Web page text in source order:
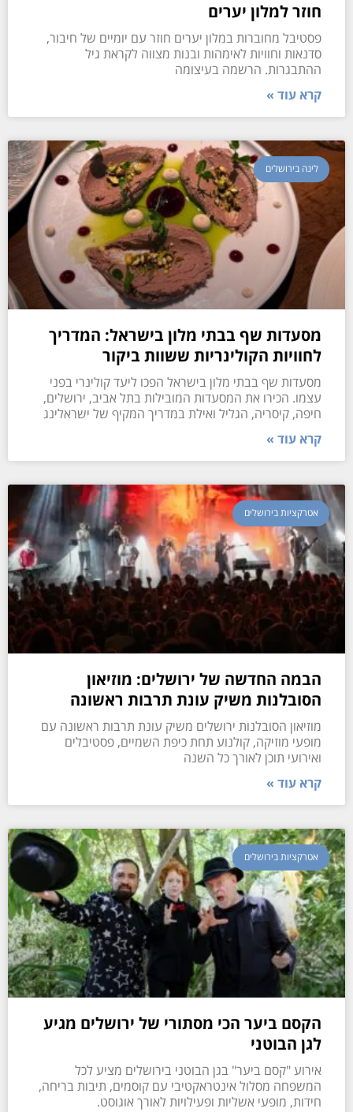
חוזר למלון יערים
פסטיבל מחוברות במלון יערים חוזר עם יומיים של חיבור,
סדנאות וחוויות לאימהות ובנות מצווה לקראת גיל
ההתבגרות. הרשמה בעיצומה
קרא עוד »
לינה בירושלים
מסעדות שף בבתי מלון בישראל: המדריך
לחוויות הקולינריות ששוות ביקור
מסעדות שף בבתי מלון בישראל הפכו ליעד קולינרי בפני
עצמו. הכירו את המסעדות המובילות בתל אביב, ירושלים,
חיפה, קיסריה, הגליל ואילת במדריך המקיף של ישראלינג
קרא עוד »
אטרקציות בירושלים
הבמה החדשה של ירושלים: מוזיאון
הסובלנות משיק עונת תרבות ראשונה
מוזיאון הסובלנות ירושלים משיק עונת תרבות ראשונה עם
מופעי מוזיקה, קולנוע תחת כיפת השמיים, פסטיבלים
ואירועי תוכן לאורך כל השנה
קרא עוד »
אטרקציות בירושלים
הקסם ביער הכי מסתורי של ירושלים מגיע
לגן הבוטני
אירוע "קסם ביער" בגן הבוטני בירושלים מציע לכל
המשפחה מסלול אינטראקטיבי עם קוסמים, תיבות בריחה,
חידות, מופעי אשליות ופעילויות לאורך אוגוסט.